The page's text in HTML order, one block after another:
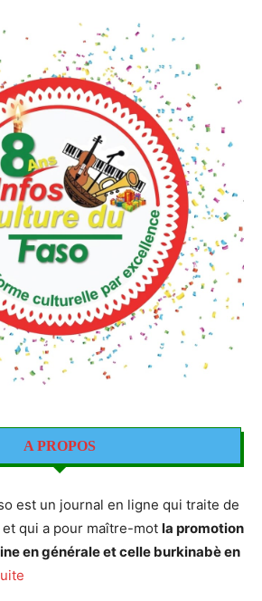
A PROPOS
est un journal en ligne qui traite de
et qui a pour maître-mot la promotion
en générale et celle burkinabè en